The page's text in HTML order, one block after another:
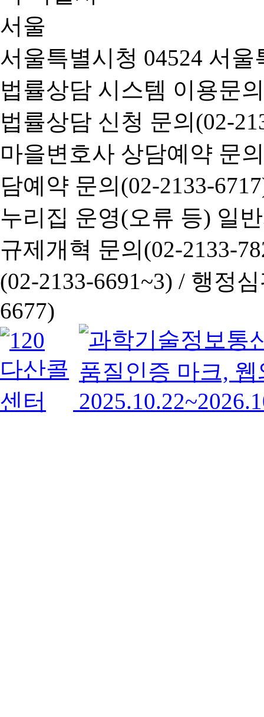
서울특별시청 04524 서
법률상담 시스템 이용문
법률상담 신청 문의(02-
마을변호사 상담예약 문
담예약 문의(02-2133-
누리집 운영(오류 등) 일
규제개혁 문의(02-2133-
(02-2133-6691~3) / 행정심
6677)